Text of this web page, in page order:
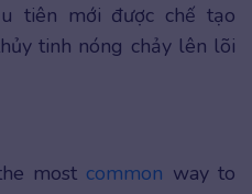
tiên mới được chế tạo
tinh nóng chảy lên lõi
most common way to